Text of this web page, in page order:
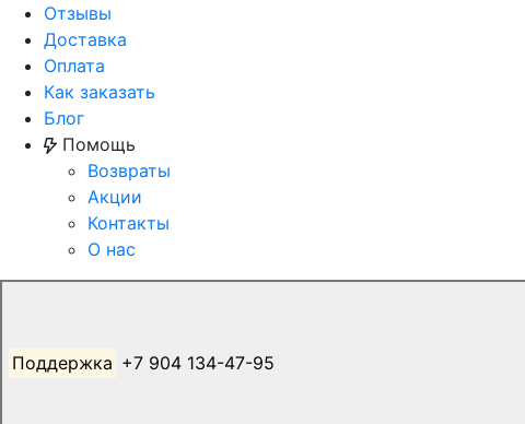
Отзывы
Доставка
Оплата
Как заказать
Блог
Помощь
Возвраты
Акции
Контакты
О нас
Поддержка +7 904 134-47-95